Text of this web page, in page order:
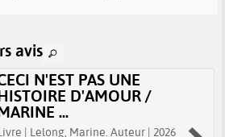
avis
N'EST PAS UNE
D'AMOUR /
...
| Lelong, Marine. Auteur | 2026